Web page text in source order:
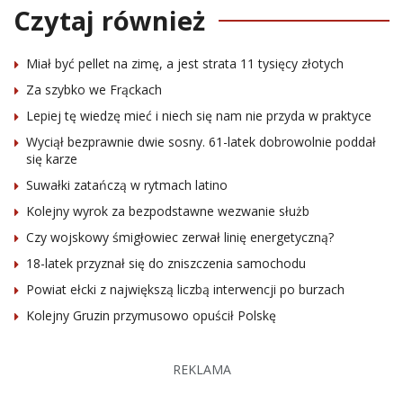
Czytaj również
Miał być pellet na zimę, a jest strata 11 tysięcy złotych
Za szybko we Frąckach
Lepiej tę wiedzę mieć i niech się nam nie przyda w praktyce
Wyciął bezprawnie dwie sosny. 61-latek dobrowolnie poddał
się karze
Suwałki zatańczą w rytmach latino
Kolejny wyrok za bezpodstawne wezwanie służb
Czy wojskowy śmigłowiec zerwał linię energetyczną?
18-latek przyznał się do zniszczenia samochodu
Powiat ełcki z największą liczbą interwencji po burzach
Kolejny Gruzin przymusowo opuścił Polskę
REKLAMA